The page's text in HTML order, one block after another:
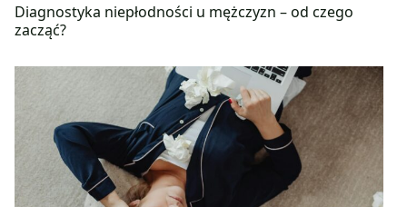
Diagnostyka niepłodności u mężczyzn – od czego
zacząć?